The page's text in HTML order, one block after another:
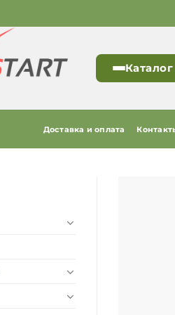
Каталог
Доставка и оплата